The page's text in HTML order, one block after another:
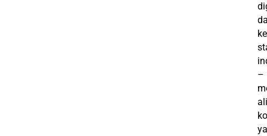
–